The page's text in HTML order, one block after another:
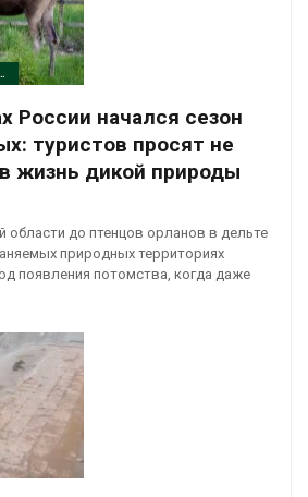
ЗАПОВЕДНЫЙ ДАЙДЖЕСТ
России начался сезон
туристов просят не
жизнь дикой природы
области до птенцов орланов в дельте
природных территориях
появления потомства, когда даже